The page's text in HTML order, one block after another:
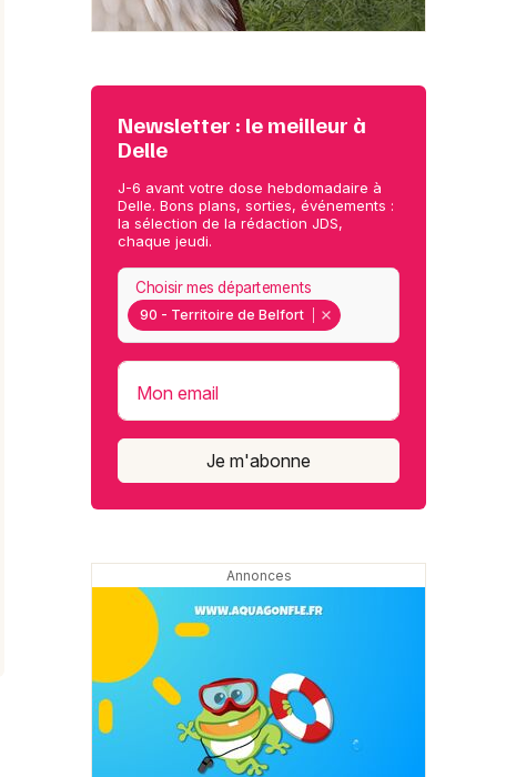
Newsletter : le meilleur à
Delle
J-6 avant votre dose hebdomadaire à
Delle. Bons plans, sorties, événements :
la sélection de la rédaction JDS,
chaque jeudi.
90 - Territoire de Belfort
Choisir mes départements
Mon email
Je m'abonne